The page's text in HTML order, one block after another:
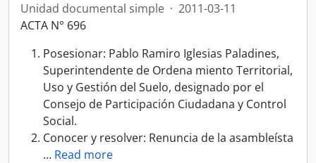
Unidad documental simple · 2011-03-11
ACTA N° 696
Posesionar: Pablo Ramiro Iglesias Paladines,
Superintendente de Ordena­ miento Territorial,
Uso y Gestión del Suelo, designado por el
Consejo de Participación Ciudadana y Control
Social.
Conocer y resolver: Renuncia de la asambleísta
… Read more